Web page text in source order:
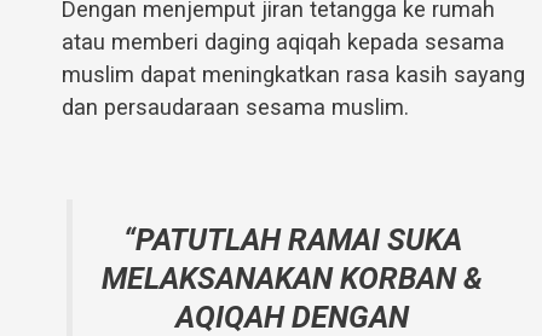
Dengan menjemput jiran tetangga ke rumah
atau memberi daging aqiqah kepada sesama
muslim dapat meningkatkan rasa kasih sayang
dan persaudaraan sesama muslim.
“PATUTLAH RAMAI SUKA
MELAKSANAKAN KORBAN &
AQIQAH DENGAN